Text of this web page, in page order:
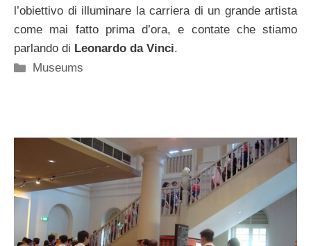
l’obiettivo di illuminare la carriera di un grande artista
come mai fatto prima d’ora, e contate che stiamo
parlando di Leonardo da Vinci.
Categorie
Museums